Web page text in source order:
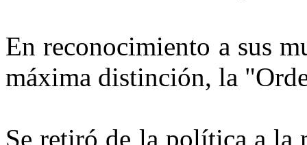
En reconocimiento a sus
máxima distinción, la
Se retiró de la política a